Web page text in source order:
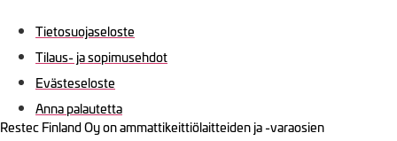
Tietosuojaseloste
Tilaus- ja sopimusehdot
Evästeseloste
Anna palautetta
Restec Finland Oy on ammattikeittiölaitteiden ja -varaosien